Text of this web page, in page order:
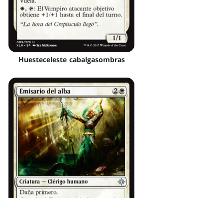
Huesteceleste cabalgasombras